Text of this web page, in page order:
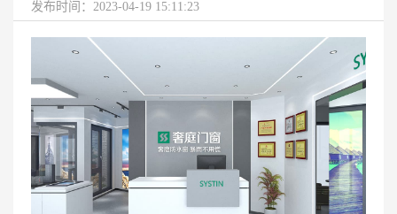
发布时间：2023-04-19 15:11:23